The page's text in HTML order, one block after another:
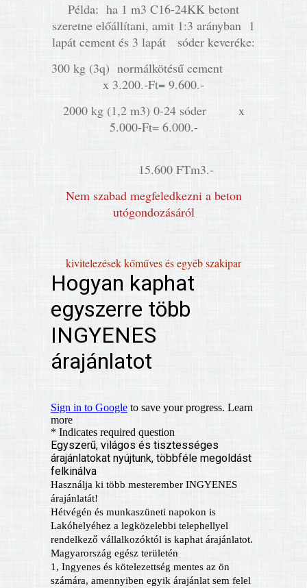
Példa: ha 1 m3 C16-24KK betont
szeretne előállítani, amit 1:3 arányban 1
lapát cement és 3 lapát sóder keveréke:
300 kg (3q) normálkötésű cement
x 3.200.-Ft= 9.600.-
2000 kg (1,2 m3) 0-24 sóder x
5.000-Ft= 6.000.-
15.600 FTm3.-
Nem szabad megfeledkezni a beton
utógondozásáról
kivitelezések kőműves és egyéb szakipar